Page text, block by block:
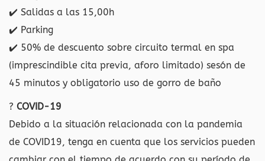
✔️ Salidas a las 15,00h
✔️ Parking
✔️ 50% de descuento sobre circuito termal en spa
(imprescindible cita previa, aforo limitado) sesón de
45 minutos y obligatorio uso de gorro de baño
? COVID-19
Debido a la situación relacionada con la pandemia
de COVID19, tenga en cuenta que los servicios pueden